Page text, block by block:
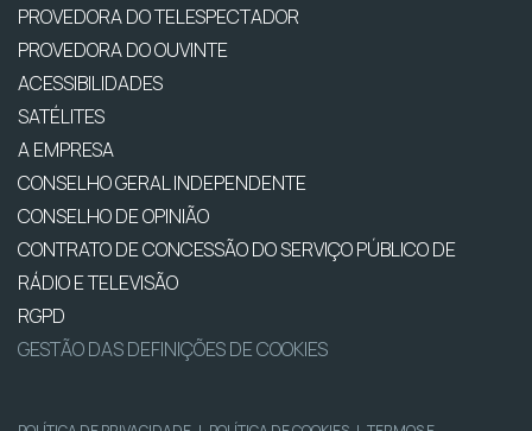
PROVEDORA DO TELESPECTADOR
PROVEDORA DO OUVINTE
ACESSIBILIDADES
SATÉLITES
A EMPRESA
CONSELHO GERAL INDEPENDENTE
CONSELHO DE OPINIÃO
CONTRATO DE CONCESSÃO DO SERVIÇO PÚBLICO DE
RÁDIO E TELEVISÃO
RGPD
GESTÃO DAS DEFINIÇÕES DE COOKIES